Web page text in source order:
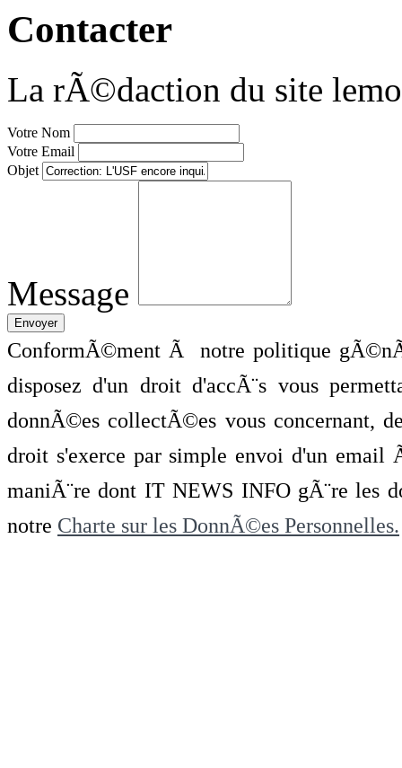
Contacter
La rÃ©daction du site
Votre Nom
Votre Email
Objet
Message
ConformÃ©ment Ã notre politique
disposez d'un droit d'accÃ¨s vous
donnÃ©es collectÃ©es vous concernant,
droit s'exerce par simple envoi d'un
maniÃ¨re dont IT NEWS INFO gÃ¨re les
notre Charte sur les DonnÃ©es Personnelles.